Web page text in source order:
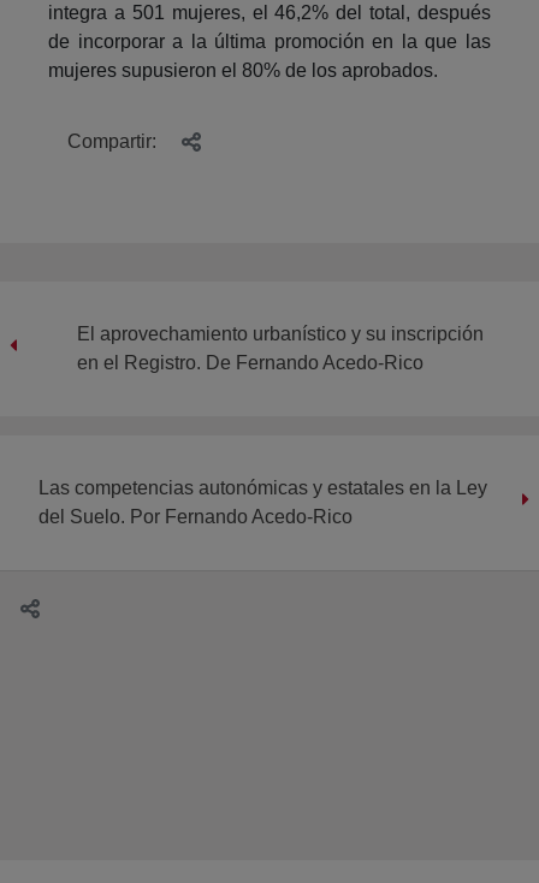
integra a 501 mujeres, el 46,2% del total, después
de incorporar a la última promoción en la que las
mujeres supusieron el 80% de los aprobados.
Compartir:
El aprovechamiento urbanístico y su inscripción
en el Registro. De Fernando Acedo-Rico
Las competencias autonómicas y estatales en la Ley
del Suelo. Por Fernando Acedo-Rico